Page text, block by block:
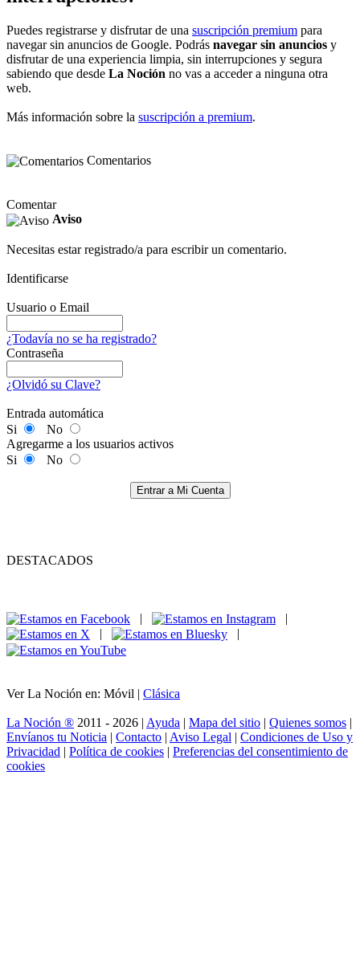
Puedes registrarse y disfrutar de una suscripción premium para
navegar sin anuncios de Google. Podrás navegar sin anuncios y
disfrutar de una experiencia limpia, sin interrupciones y segura
sabiendo que desde La Noción no vas a acceder a ninguna otra
web.
Más información sobre la suscripción a premium.
Comentarios
Comentar
Aviso
Necesitas estar registrado/a para escribir un comentario.
Identificarse
Usuario o Email
¿Todavía no se ha registrado?
Contraseña
¿Olvidó su Clave?
Entrada automática
Si
No
Agregarme a los usuarios activos
Si
No
Entrar a Mi Cuenta
DESTACADOS
|
|
|
|
Ver La Noción en: Móvil | Clásica
La Noción ® 2011 - 2026 | Ayuda | Mapa del sitio | Quienes somos |
Envíanos tu Noticia | Contacto | Aviso Legal | Condiciones de Uso y
Privacidad | Política de cookies | Preferencias del consentimiento de
cookies